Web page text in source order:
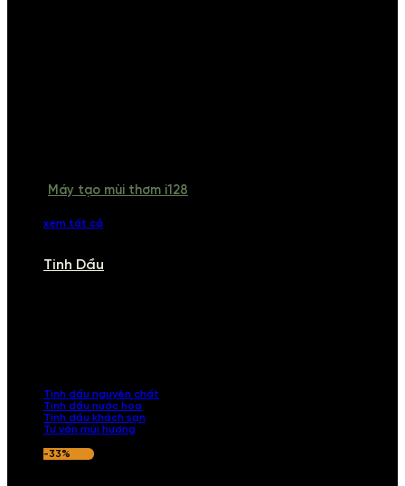
Máy tạo mùi thơm i128
xem tất cả
Tinh Dầu
Tinh dầu nguyên chất
Tinh dầu nước hoa
Tinh dầu khách sạn
Tư vấn mùi hương
-33%